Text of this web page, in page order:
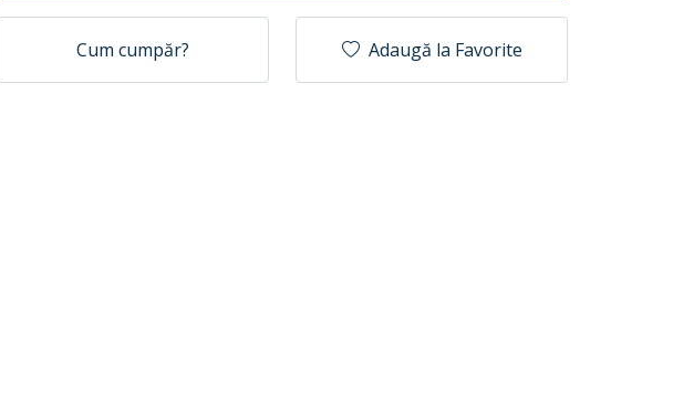
Cum cumpăr? Adaugă la Favorite